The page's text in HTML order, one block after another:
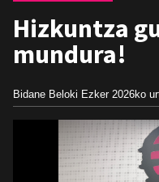
Hizkuntza
mundura!
Bidane Beloki Ezker 2026ko